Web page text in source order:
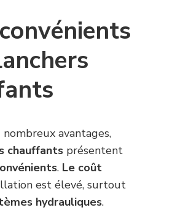
avantages,
chauffants présentent
. Le coût
est élevé, surtout
hydrauliques.